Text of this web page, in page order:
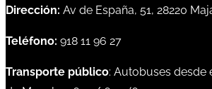
Dirección: Av de España, 51, 28220
Teléfono: 918 11 96 27
Transporte público: Autobuses desde